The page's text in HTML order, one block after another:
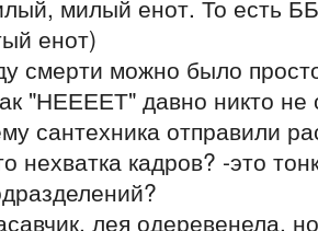
милый енот. То есть
енот)
смерти можно было
"НЕЕЕЕТ" давно никто не
сантехника отправили
нехватка кадров? -это
лея одеревенела,